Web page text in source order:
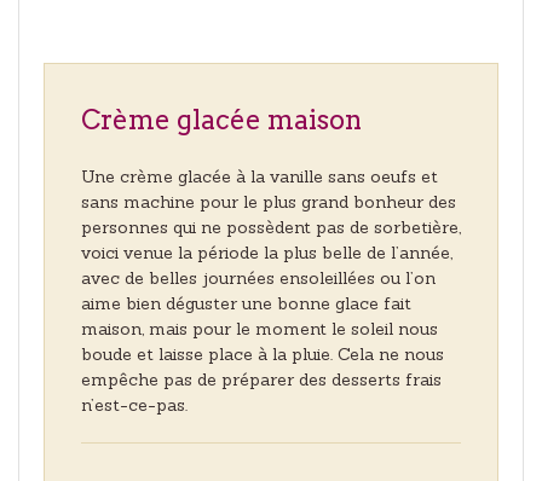
Crème glacée maison
Une crème glacée à la vanille sans oeufs et
sans machine pour le plus grand bonheur des
personnes qui ne possèdent pas de sorbetière,
voici venue la période la plus belle de l’année,
avec de belles journées ensoleillées ou l’on
aime bien déguster une bonne glace fait
maison, mais pour le moment le soleil nous
boude et laisse place à la pluie. Cela ne nous
empêche pas de préparer des desserts frais
n’est-ce-pas.